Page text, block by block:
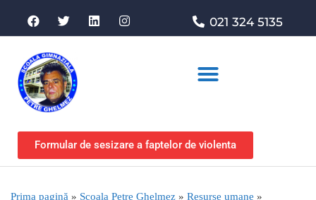
021 324 5135
Formular de sesizare a faptelor de violenta
Prima pagină » Scoala Petre Ghelmez » Resurse umane »